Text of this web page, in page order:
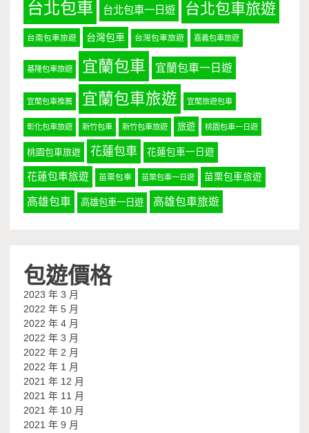
台北包車 台北包車一日遊 台北包車旅遊
台南包車旅遊 台灣包車 台灣包車旅遊 嘉義包車旅遊
基隆包車旅遊 宜蘭包車 宜蘭包車一日遊
宜蘭包車推薦 宜蘭包車旅遊 宜蘭旅遊包車
彰化包車旅遊 新竹包車 新竹包車旅遊 旅遊 桃園包車一日遊
桃園包車旅遊 花蓮包車 花蓮包車一日遊
花蓮包車旅遊 苗栗包車 苗栗包車一日遊 苗栗包車旅遊
高雄包車 高雄包車一日遊 高雄包車旅遊
包遊價格
2023 年 3 月
2022 年 5 月
2022 年 4 月
2022 年 3 月
2022 年 2 月
2022 年 1 月
2021 年 12 月
2021 年 11 月
2021 年 10 月
2021 年 9 月